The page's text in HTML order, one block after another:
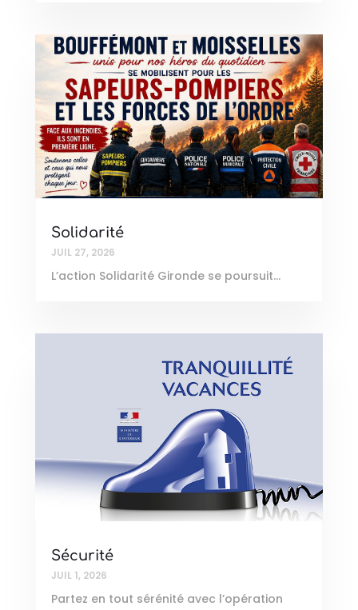
Solidarité
JUIL 27, 2026
L’action Solidarité Gironde se poursuit…
Sécurité
JUIL 1, 2026
Partez en tout sérénité avec l’opération